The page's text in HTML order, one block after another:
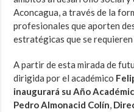
Aconcagua, a través de la
profesionales que aporten
estratégicas que se requieren
A partir de esta mirada de
dirigida por el académico
inaugurará su Año
Pedro Almonacid Colín,